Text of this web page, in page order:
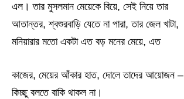
এল। তার মুসলমান মেয়েকে বিয়ে, সেই নিয়ে তার
আতান্তর, শ্বশুরবাড়ি যেতে না পারা, তার জেল খাটা,
মনিয়ারার মতো একটা এত বড় মনের মেয়ে, এত
কাজের, মেয়ের আঁকার হাত, দোলে তাদের আয়োজন –
কিচ্ছু বলতে বাকি থাকল না।